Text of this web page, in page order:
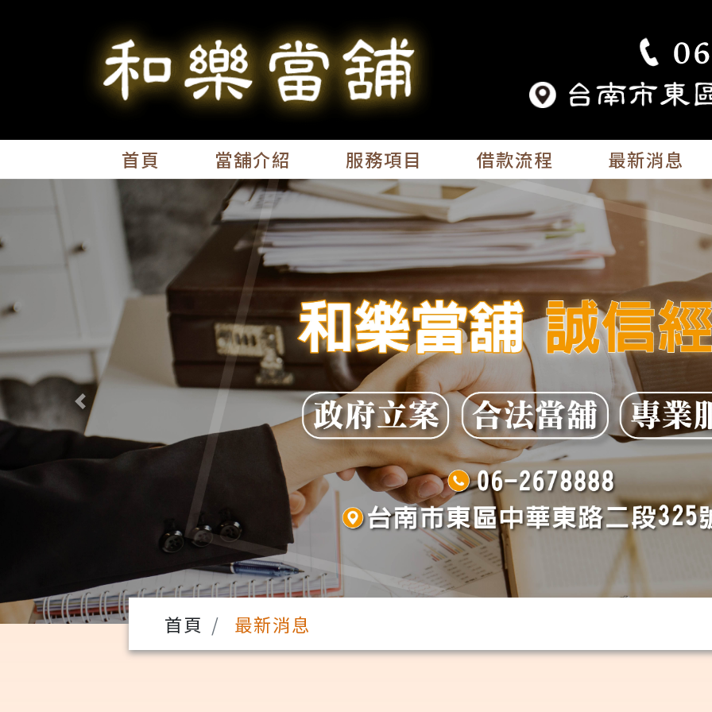
首頁 當舖介紹 服務項目 借款流程 最新消息
Previous
首頁 最新消息